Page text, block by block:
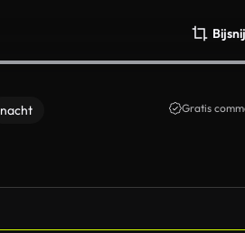
nacht
Gratis